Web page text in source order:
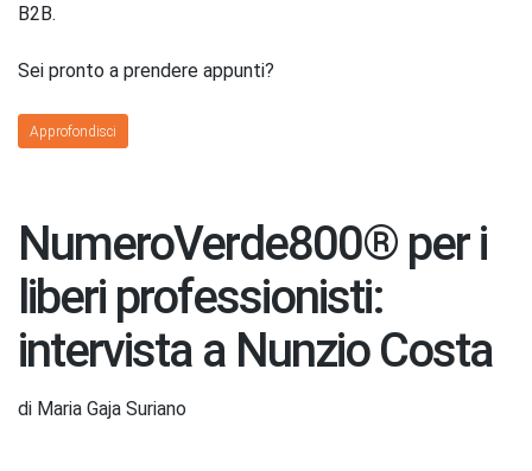
B2B.
Sei pronto a prendere appunti?
Approfondisci
NumeroVerde800® per i
liberi professionisti:
intervista a Nunzio Costa
di Maria Gaja Suriano